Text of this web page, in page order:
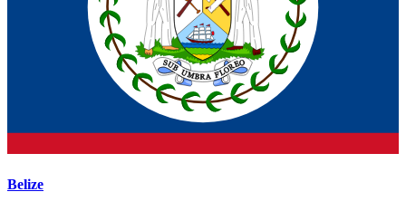
Belize